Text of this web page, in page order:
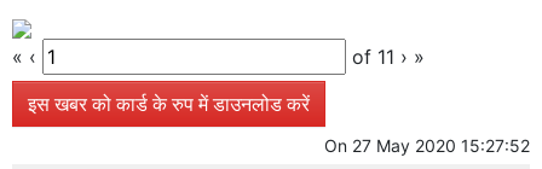
« ‹ of 11 › »
इस खबर को कार्ड के रुप में डाउनलोड करें
On 27 May 2020 15:27:52